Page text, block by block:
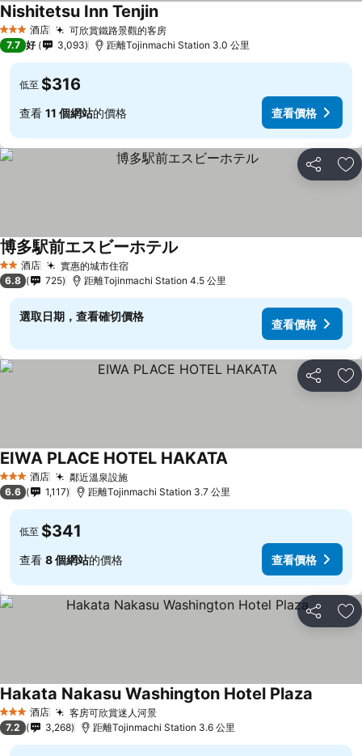
3 星級 酒店 可欣賞鐵路景觀的客房
Nishitetsu Inn Tenjin
7.7 好 3,093 距離Tojinmachi Station 3.0 公里
低至 $316
查看 11 個網站的價格 查看價格
分享 放
2 星級酒店 實惠的城市住宿
博多駅前エスビーホテル
6.8 725 距離Tojinmachi Station 4.5 公里
選取日期，查看確切價格
查看價格
分享 放
3 星級 酒店 鄰近溫泉設施
EIWA PLACE HOTEL HAKATA
6.6 1,117 距離Tojinmachi Station 3.7 公里
低至 $341
查看 8 個網站的價格 查看價格
分享 放
3 星級 酒店 客房可欣賞迷人河景
Hakata Nakasu Washington Hotel Plaza
7.2 3,268 距離Tojinmachi Station 3.6 公里